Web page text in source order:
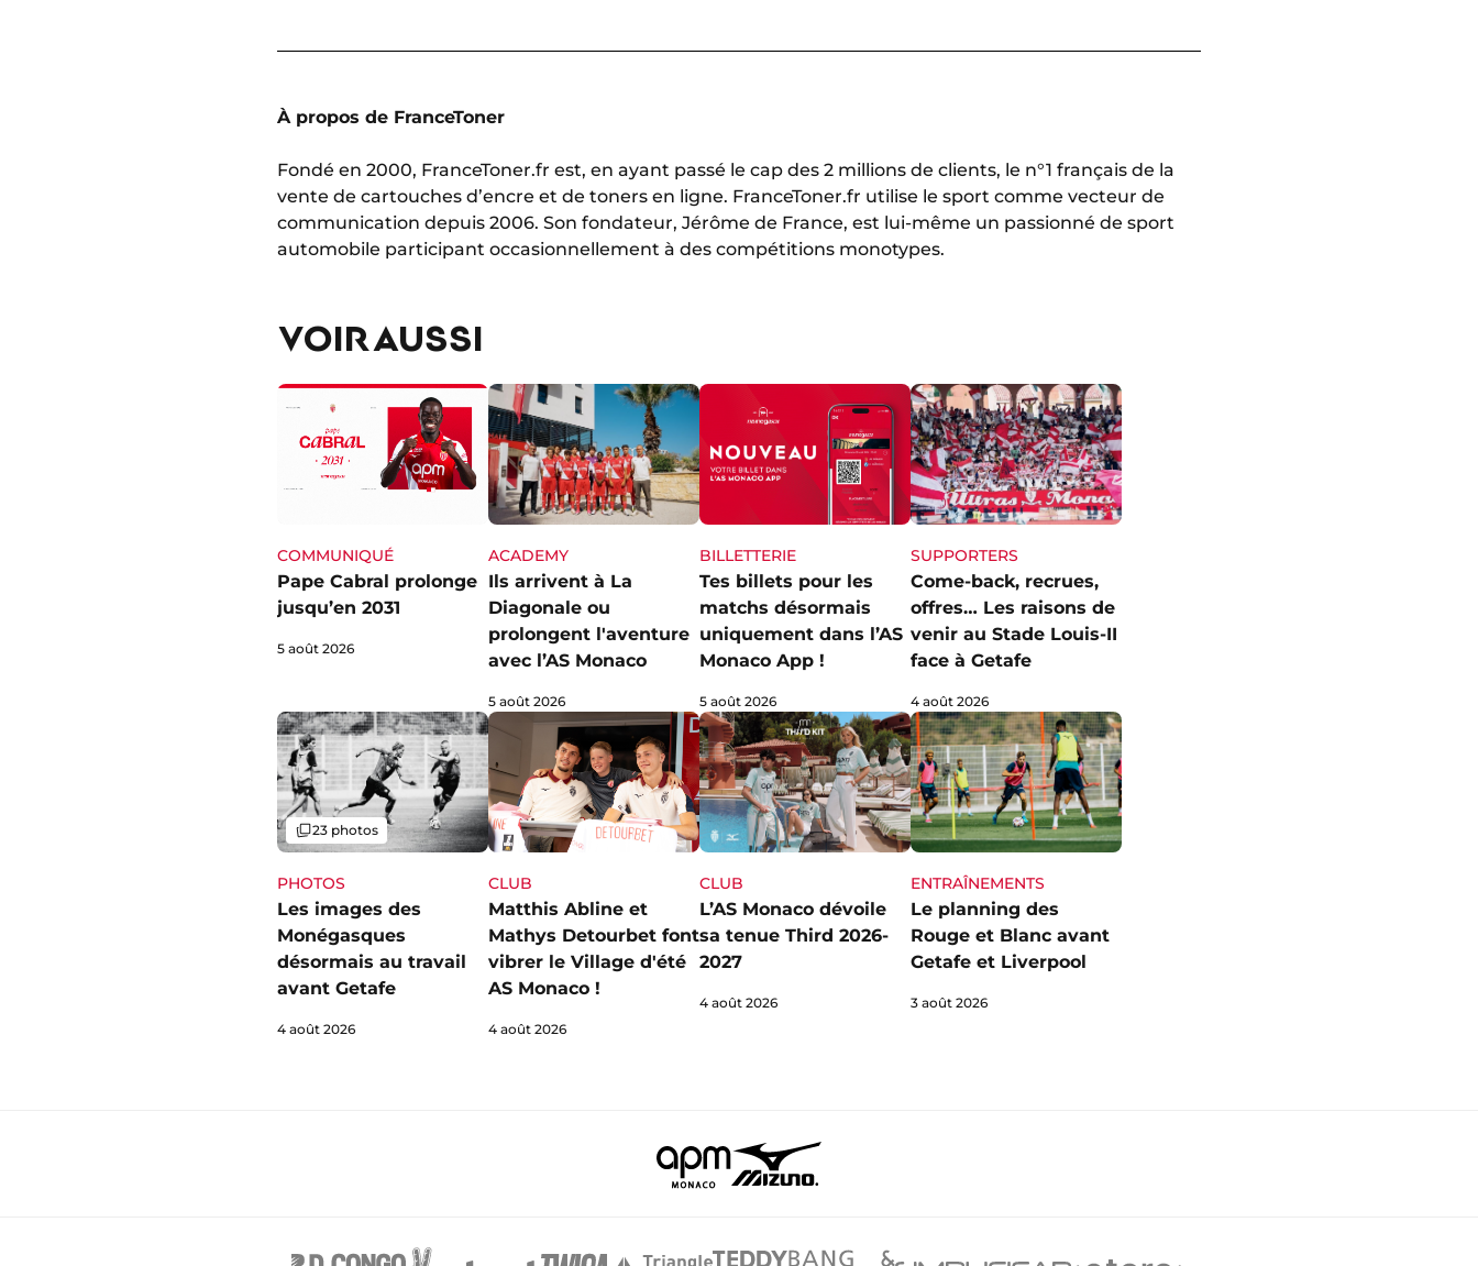
À propos de FranceToner
Fondé en 2000, FranceToner.fr est, en ayant passé le cap des 2 millions de clients, le n°1 français de la
vente de cartouches d’encre et de toners en ligne. FranceToner.fr utilise le sport comme vecteur de
communication depuis 2006. Son fondateur, Jérôme de France, est lui-même un passionné de sport
automobile participant occasionnellement à des compétitions monotypes.
VOIR AUSSI
COMMUNIQUÉ
Pape Cabral prolonge
jusqu’en 2031
5 août 2026
ACADEMY
Ils arrivent à La
Diagonale ou
prolongent l'aventure
avec l’AS Monaco
5 août 2026
BILLETTERIE
Tes billets pour les
matchs désormais
uniquement dans l’AS
Monaco App !
5 août 2026
SUPPORTERS
Come-back, recrues,
offres… Les raisons de
venir au Stade Louis-II
face à Getafe
4 août 2026
PHOTOS
Les images des
Monégasques
désormais au travail
avant Getafe
Galerie
23 photos
4 août 2026
CLUB
Matthis Abline et
Mathys Detourbet font
vibrer le Village d'été
AS Monaco !
4 août 2026
CLUB
L’AS Monaco dévoile
sa tenue Third 2026-
2027
4 août 2026
ENTRAÎNEMENTS
Le planning des
Rouge et Blanc avant
Getafe et Liverpool
3 août 2026